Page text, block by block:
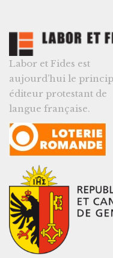
Labor et Fides est
aujourd’hui le
éditeur protestant de
langue française.